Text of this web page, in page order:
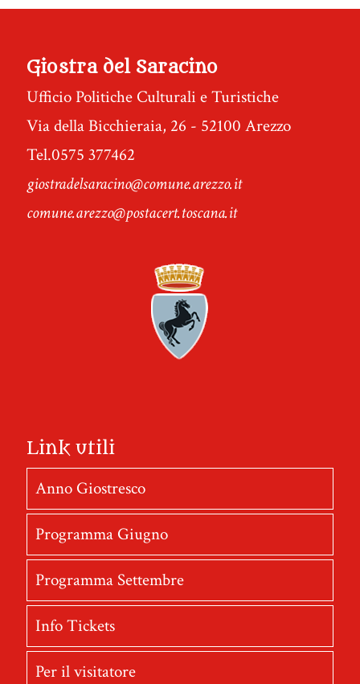
Giostra del Saracino
Ufficio Politiche Culturali e Turistiche
Via della Bicchieraia, 26 - 52100 Arezzo
Tel.0575 377462
giostradelsaracino@comune.arezzo.it
comune.arezzo@postacert.toscana.it
Link utili
Anno Giostresco
Programma Giugno
Programma Settembre
Info Tickets
Per il visitatore